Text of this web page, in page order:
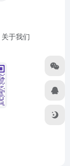
关于我们